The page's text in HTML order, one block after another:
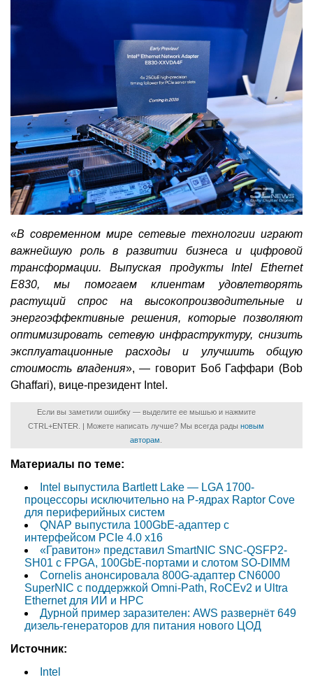
«В современном мире сетевые технологии играют
важнейшую роль в развитии бизнеса и цифровой
трансформации. Выпуская продукты Intel Ethernet
E830, мы помогаем клиентам удовлетворять
растущий спрос на высокопроизводительные и
энергоэффективные решения, которые позволяют
оптимизировать сетевую инфраструктуру, снизить
эксплуатационные расходы и улучшить общую
стоимость владения», — говорит Боб Гаффари (Bob
Ghaffari), вице-президент Intel.
Если вы заметили ошибку — выделите ее мышью и нажмите
CTRL+ENTER. | Можете написать лучше? Мы всегда рады новым
авторам
Материалы по теме:
Intel выпустила Bartlett Lake — LGA 1700-
процессоры исключительно на P-ядрах Raptor Cove
для периферийных систем
QNAP выпустила 100GbE-адаптер с
интерфейсом PCIe 4.0 x16
«Гравитон» представил SmartNIC SNC-QSFP2-
SH01 с FPGA, 100GbE-портами и слотом SO-DIMM
Cornelis анонсировала 800G-адаптер CN6000
SuperNIC с поддержкой Omni-Path, RoCEv2 и Ultra
Ethernet для ИИ и НРС
Дурной пример заразителен: AWS развернёт 649
дизель-генераторов для питания нового ЦОД
Источник:
Intel